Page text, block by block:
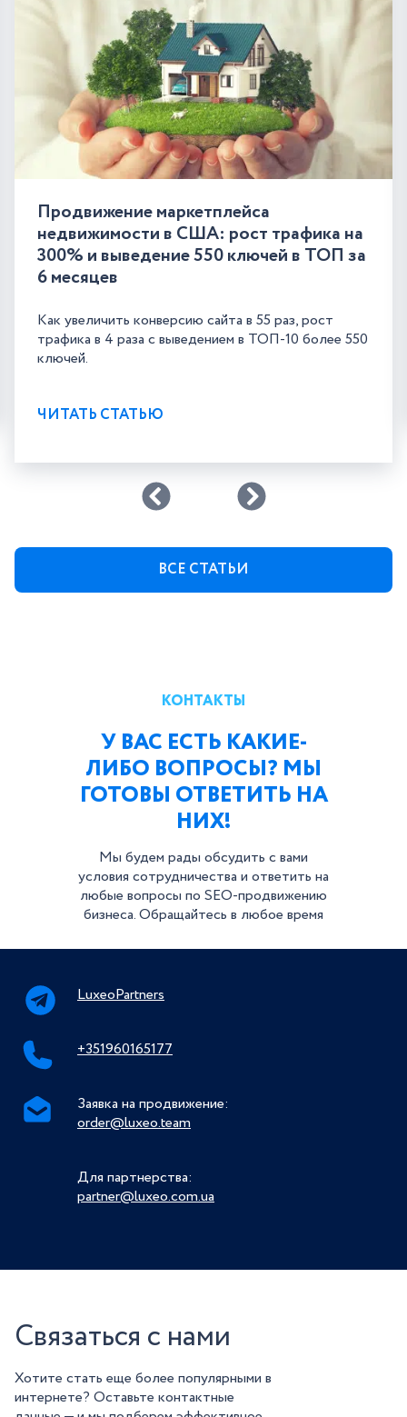
Продвижение маркетплейса
недвижимости в США: рост трафика на
300% и выведение 550 ключей в ТОП за
6 месяцев
Как увеличить конверсию сайта в 55 раз, рост
трафика в 4 раза с выведением в ТОП-10 более 550
ключей.
ЧИТАТЬ СТАТЬЮ
ВСЕ СТАТЬИ
КОНТАКТЫ
У ВАС ЕСТЬ КАКИЕ-
ЛИБО ВОПРОСЫ? МЫ
ГОТОВЫ ОТВЕТИТЬ НА
НИХ!
Мы будем рады обсудить с вами
условия сотрудничества и ответить на
любые вопросы по SEO-продвижению
бизнеса. Обращайтесь в любое время
LuxeoPartners
+351960165177
Заявка на продвижение:
order@luxeo.team
Для партнерства:
partner@luxeo.com.ua
Связаться с нами
Хотите стать еще более популярными в
интернете? Оставьте контактные